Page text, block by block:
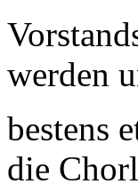
werden
bestens
die